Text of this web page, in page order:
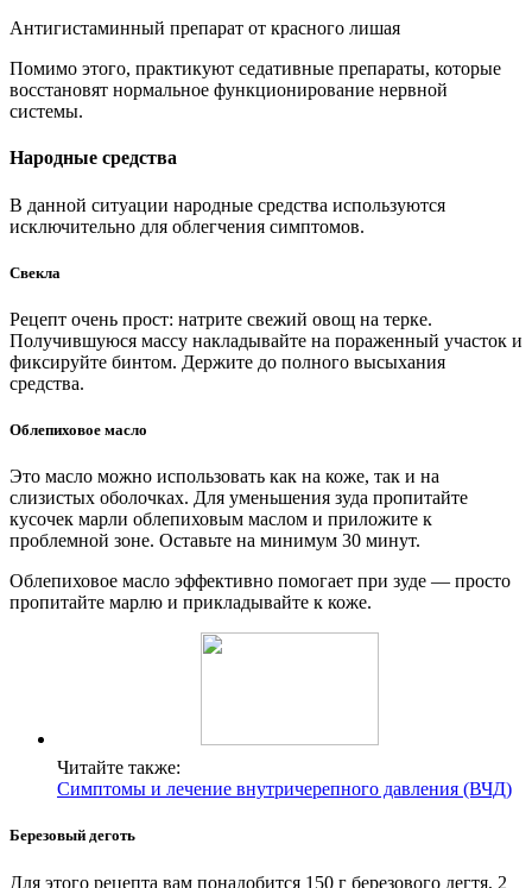
Антигистаминный препарат от красного лишая
Помимо этого, практикуют седативные препараты, которые
восстановят нормальное функционирование нервной
системы.
Народные средства
В данной ситуации народные средства используются
исключительно для облегчения симптомов.
Свекла
Рецепт очень прост: натрите свежий овощ на терке.
Получившуюся массу накладывайте на пораженный участок и
фиксируйте бинтом. Держите до полного высыхания
средства.
Облепиховое масло
Это масло можно использовать как на коже, так и на
слизистых оболочках. Для уменьшения зуда пропитайте
кусочек марли облепиховым маслом и приложите к
проблемной зоне. Оставьте на минимум 30 минут.
Облепиховое масло эффективно помогает при зуде — просто
пропитайте марлю и прикладывайте к коже.
Читайте также:
Симптомы и лечение внутричерепного давления (ВЧД)
Березовый деготь
Для этого рецепта вам понадобится 150 г березового дегтя, 2